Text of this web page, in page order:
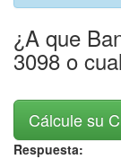
¿A que
3098 o
Cálcule su
Respuesta: